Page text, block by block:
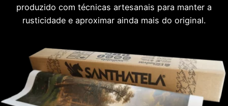
produzido com técnicas artesanais para manter a
rusticidade e aproximar ainda mais do original.